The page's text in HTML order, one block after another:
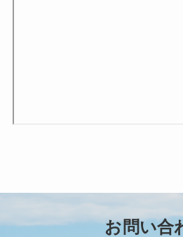
お問い合